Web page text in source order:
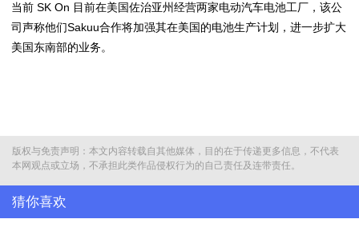
当前 SK On 目前在美国佐治亚州经营两家电动汽车电池工厂，该公
司声称他们Sakuu合作将加强其在美国的电池生产计划，进一步扩大
美国东南部的业务。
版权与免责声明：本文内容转载自其他媒体，目的在于传递更多信息，不代表
本网观点或立场，不承担此类作品侵权行为的自己责任及连带责任。
猜你喜欢